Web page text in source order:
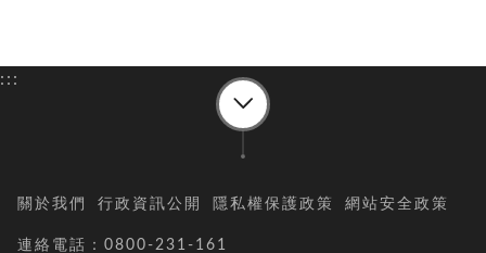
:::
關於我們 行政資訊公開 隱私權保護政策 網站安全政策
連絡電話：0800-231-161